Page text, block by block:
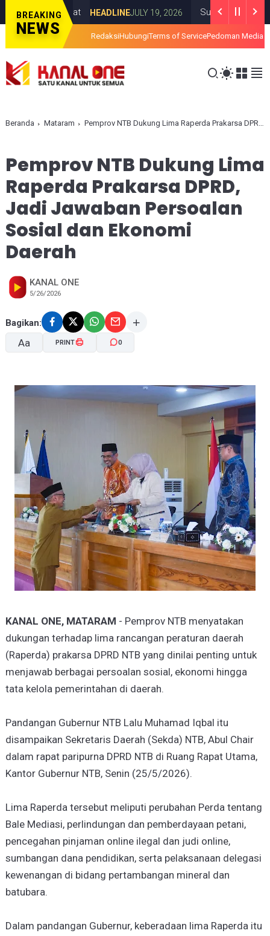
BREAKING
NEWS
HEADLINE JULY 19, 2026 Survei PRESiSI: 74,2
RedaksiHubungiTerms of ServicePedoman Media
Beranda Mataram Pemprov NTB Dukung Lima Raperda Prakarsa DPRD, Jadi Jawaban Persoalan Sosial dan Ekonomi Daerah
Pemprov NTB Dukung Lima
Raperda Prakarsa DPRD,
Jadi Jawaban Persoalan
Sosial dan Ekonomi
Daerah
KANAL ONE
5/26/2026
Bagikan:
Aa
A- A+
PRINT 0
KANAL ONE, MATARAM - Pemprov NTB menyatakan
dukungan terhadap lima rancangan peraturan daerah
(Raperda) prakarsa DPRD NTB yang dinilai penting untuk
menjawab berbagai persoalan sosial, ekonomi hingga
tata kelola pemerintahan di daerah.
Pandangan Gubernur NTB Lalu Muhamad Iqbal itu
disampaikan Sekretaris Daerah (Sekda) NTB, Abul Chair
dalam rapat paripurna DPRD NTB di Ruang Rapat Utama,
Kantor Gubernur NTB, Senin (25/5/2026).
Lima Raperda tersebut meliputi perubahan Perda tentang
Bale Mediasi, perlindungan dan pemberdayaan petani,
pencegahan pinjaman online ilegal dan judi online,
sumbangan dana pendidikan, serta pelaksanaan delegasi
kewenangan di bidang pertambangan mineral dan
batubara.
Dalam pandangan Gubernur, keberadaan lima Raperda itu